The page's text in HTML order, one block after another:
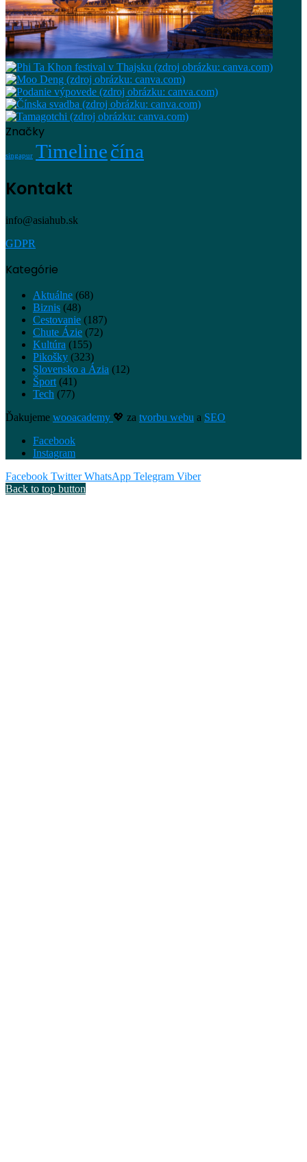
Značky
singapur Timelinečína
Kontakt
info@asiahub.sk
GDPR
Kategórie
Aktuálne (68)
Biznis (48)
Cestovanie (187)
Chute Ázie (72)
Kultúra (155)
Pikošky (323)
Slovensko a Ázia (12)
Šport (41)
Tech (77)
Ďakujeme wooacademy 💖 za tvorbu webu a SEO
Facebook
Instagram
Facebook Twitter WhatsApp Telegram Viber
Back to top button